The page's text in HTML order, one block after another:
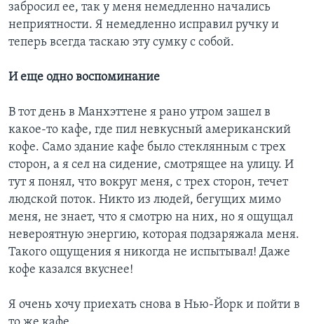
забросил ее, так у меня немедленно начались
неприятности. Я немедленно исправил ручку и
теперь всегда таскаю эту сумку с собой.
И еще одно воспоминание
В тот день в Манхэттене я рано утром зашел в
какое-то кафе, где пил невкусный американский
кофе. Само здание кафе было стеклянным с трех
сторон, а я сел на сидение, смотрящее на улицу. И
тут я понял, что вокруг меня, с трех сторон, течет
людской поток. Никто из людей, бегущих мимо
меня, не знает, что я смотрю на них, но я ощущал
невероятную энергию, которая подзаряжала меня.
Такого ощущения я никогда не испытывал! Даже
кофе казался вкуснее!
Я очень хочу приехать снова в Нью-Йорк и пойти в